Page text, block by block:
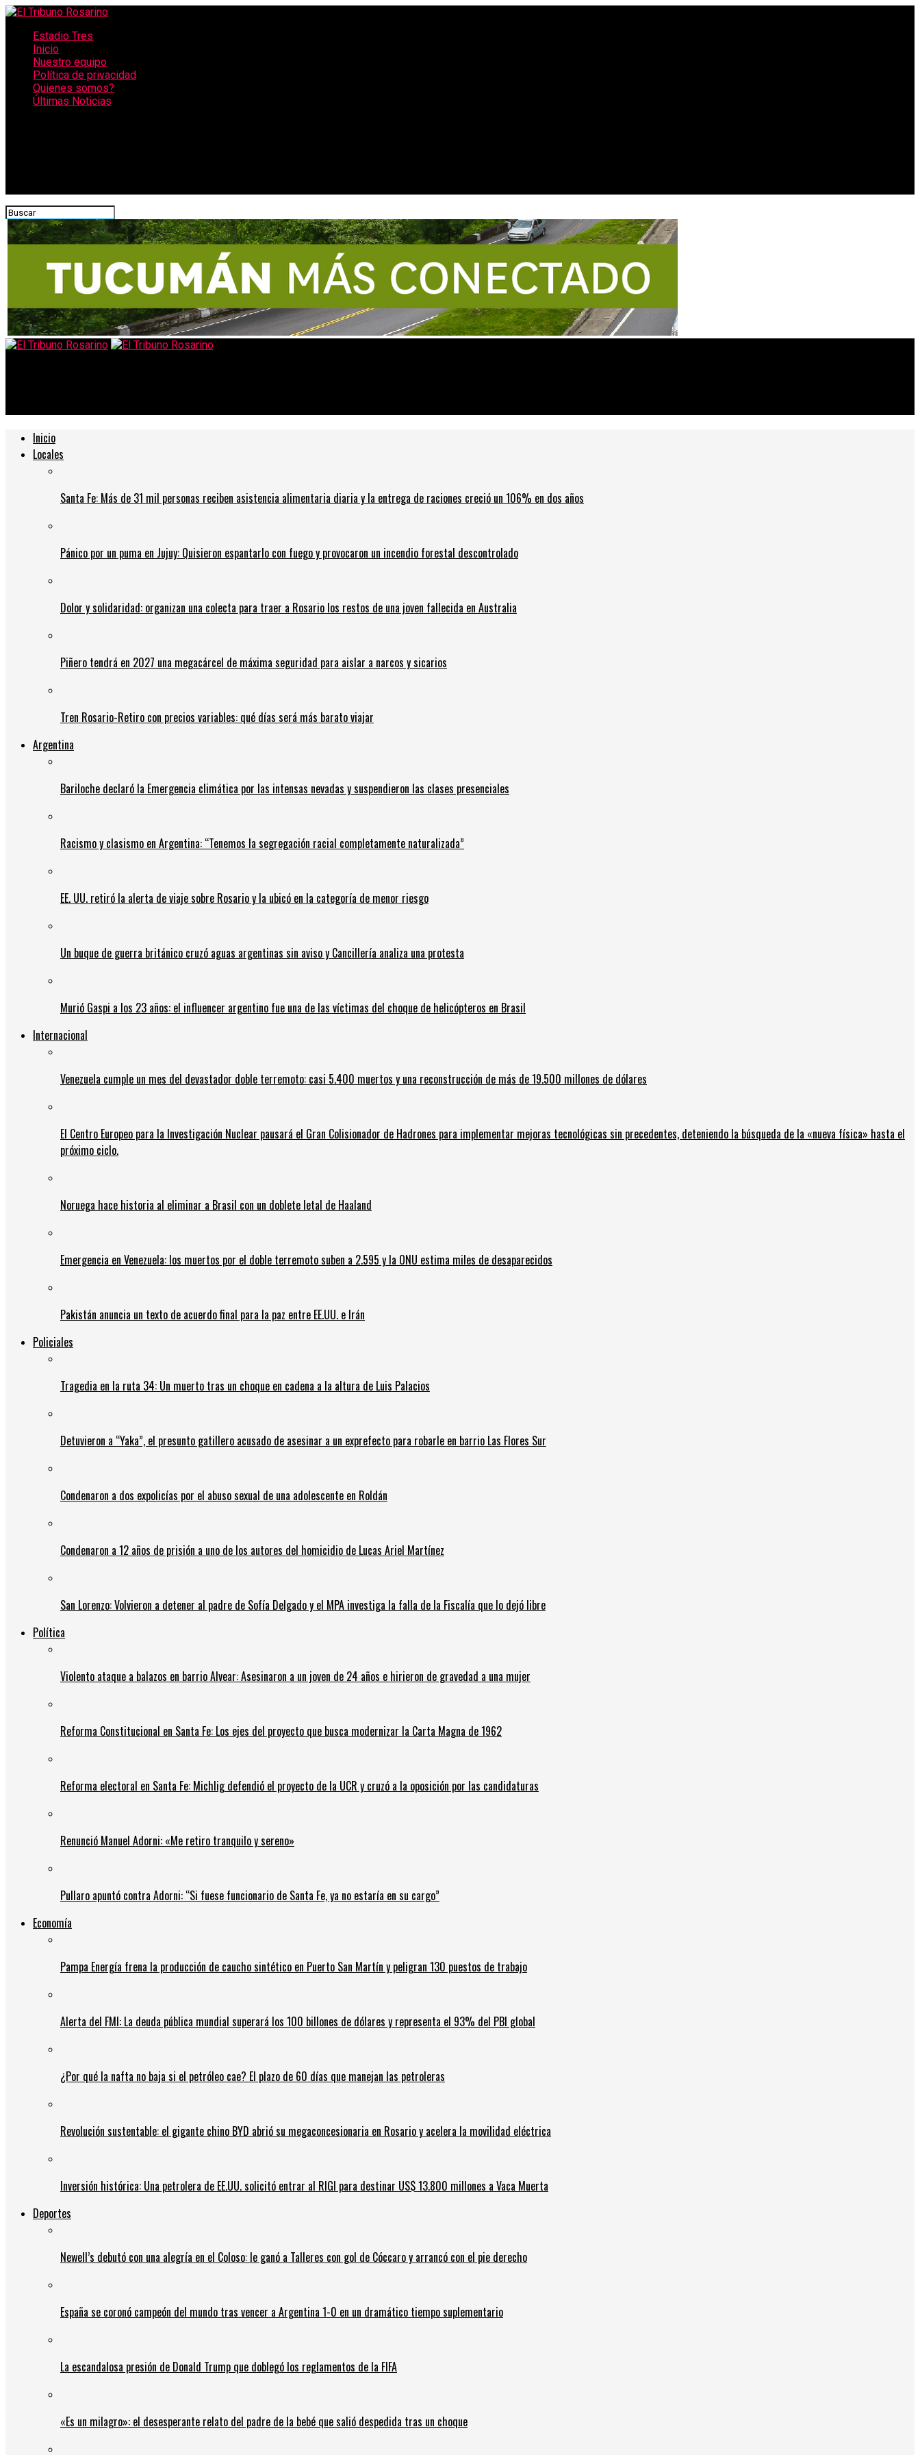
Estadio Tres
Inicio
Nuestro equipo
Política de privacidad
Quienes somos?
Últimas Noticias
Inicio
Locales
Santa Fe: Más de 31 mil personas reciben asistencia alimentaria diaria y la entrega de raciones creció un 106% en dos años
Pánico por un puma en Jujuy: Quisieron espantarlo con fuego y provocaron un incendio forestal descontrolado
Dolor y solidaridad: organizan una colecta para traer a Rosario los restos de una joven fallecida en Australia
Piñero tendrá en 2027 una megacárcel de máxima seguridad para aislar a narcos y sicarios
Tren Rosario-Retiro con precios variables: qué días será más barato viajar
Argentina
Bariloche declaró la Emergencia climática por las intensas nevadas y suspendieron las clases presenciales
Racismo y clasismo en Argentina: “Tenemos la segregación racial completamente naturalizada”
EE. UU. retiró la alerta de viaje sobre Rosario y la ubicó en la categoría de menor riesgo
Un buque de guerra británico cruzó aguas argentinas sin aviso y Cancillería analiza una protesta
Murió Gaspi a los 23 años: el influencer argentino fue una de las víctimas del choque de helicópteros en Brasil
Internacional
Venezuela cumple un mes del devastador doble terremoto: casi 5.400 muertos y una reconstrucción de más de 19.500 millones de dólares
El Centro Europeo para la Investigación Nuclear pausará el Gran Colisionador de Hadrones para implementar mejoras tecnológicas sin precedentes, deteniendo la búsqueda de la «nueva física» hasta el
próximo ciclo.
Noruega hace historia al eliminar a Brasil con un doblete letal de Haaland
Emergencia en Venezuela: los muertos por el doble terremoto suben a 2.595 y la ONU estima miles de desaparecidos
Pakistán anuncia un texto de acuerdo final para la paz entre EE.UU. e Irán
Policiales
Tragedia en la ruta 34: Un muerto tras un choque en cadena a la altura de Luis Palacios
Detuvieron a “Yaka”, el presunto gatillero acusado de asesinar a un exprefecto para robarle en barrio Las Flores Sur
Condenaron a dos expolicías por el abuso sexual de una adolescente en Roldán
Condenaron a 12 años de prisión a uno de los autores del homicidio de Lucas Ariel Martínez
San Lorenzo: Volvieron a detener al padre de Sofía Delgado y el MPA investiga la falla de la Fiscalía que lo dejó libre
Política
Violento ataque a balazos en barrio Alvear: Asesinaron a un joven de 24 años e hirieron de gravedad a una mujer
Reforma Constitucional en Santa Fe: Los ejes del proyecto que busca modernizar la Carta Magna de 1962
Reforma electoral en Santa Fe: Michlig defendió el proyecto de la UCR y cruzó a la oposición por las candidaturas
Renunció Manuel Adorni: «Me retiro tranquilo y sereno»
Pullaro apuntó contra Adorni: “Si fuese funcionario de Santa Fe, ya no estaría en su cargo”
Economía
Pampa Energía frena la producción de caucho sintético en Puerto San Martín y peligran 130 puestos de trabajo
Alerta del FMI: La deuda pública mundial superará los 100 billones de dólares y representa el 93% del PBI global
¿Por qué la nafta no baja si el petróleo cae? El plazo de 60 días que manejan las petroleras
Revolución sustentable: el gigante chino BYD abrió su megaconcesionaria en Rosario y acelera la movilidad eléctrica
Inversión histórica: Una petrolera de EE.UU. solicitó entrar al RIGI para destinar US$ 13.800 millones a Vaca Muerta
Deportes
Newell’s debutó con una alegría en el Coloso: le ganó a Talleres con gol de Cóccaro y arrancó con el pie derecho
España se coronó campeón del mundo tras vencer a Argentina 1-0 en un dramático tiempo suplementario
La escandalosa presión de Donald Trump que doblegó los reglamentos de la FIFA
«Es un milagro»: el desesperante relato del padre de la bebé que salió despedida tras un choque